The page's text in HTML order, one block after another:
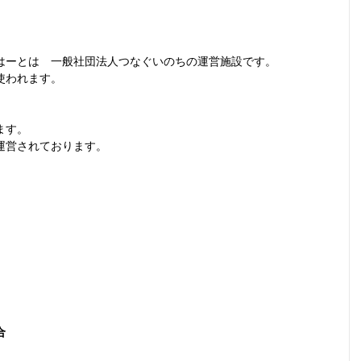
とは　一般社団法人つなぐいのちの運営施設です。
れます。
。
されております。